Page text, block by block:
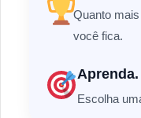
Quanto
você fica.
Escolha